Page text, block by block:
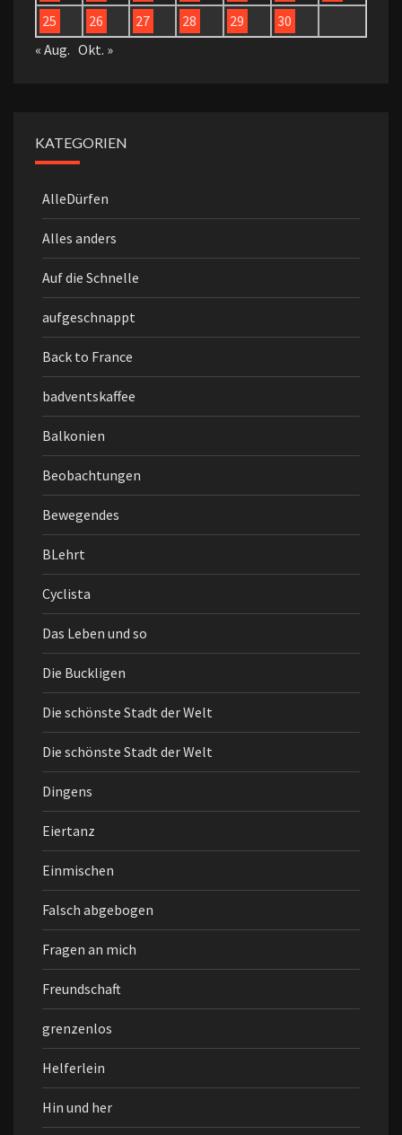
25
26 27 28 29
30
« Aug. Okt. »
KATEGORIEN
AlleDürfen
Alles anders
Auf die Schnelle
aufgeschnappt
Back to France
badventskaffee
Balkonien
Beobachtungen
Bewegendes
BLehrt
Cyclista
Das Leben und so
Die Buckligen
Die schönste Stadt der Welt
Die schönste Stadt der Welt
Dingens
Eiertanz
Einmischen
Falsch abgebogen
Fragen an mich
Freundschaft
grenzenlos
Helferlein
Hin und her